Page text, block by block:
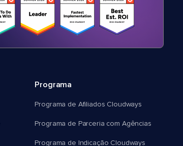
Programa
Programa de Afiliados Cloudways
Programa de Parceria com Agências
Programa de Indicação Cloudways